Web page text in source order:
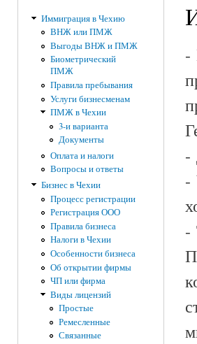
Иммиграция в Чехию
ВНЖ или ПМЖ
Выгоды ВНЖ и ПМЖ
Биометрический
ПМЖ
Правила пребывания
Услуги бизнесменам
ПМЖ в Чехии
3-и варианта
Документы
Оплата и налоги
Вопросы и ответы
Бизнес в Чехии
Процесс регистрации
Регистрация ООО
Правила бизнеса
Налоги в Чехии
Особенности бизнеса
Об открытии фирмы
ЧП или фирма
Виды лицензий
Простые
Ремесленные
Связанные
-
-
-
-